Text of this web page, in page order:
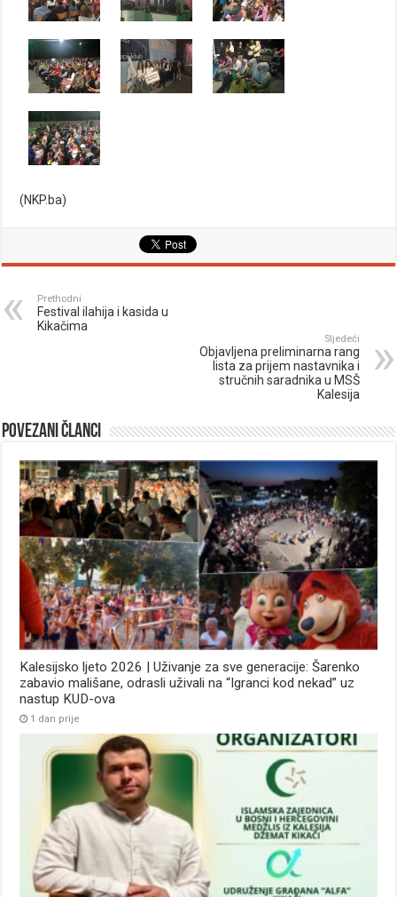
(NKP.ba)
Prethodni
Festival ilahija i kasida u
Kikačima
Sljedeći
Objavljena preliminarna rang
lista za prijem nastavnika i
stručnih saradnika u MSŠ
Kalesija
Povezani članci
Kalesijsko ljeto 2026 | Uživanje za sve generacije: Šarenko
zabavio mališane, odrasli uživali na “Igranci kod nekad” uz
nastup KUD-ova
1 dan prije